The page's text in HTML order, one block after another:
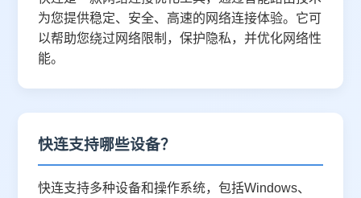
为您提供稳定、安全、高速的网络连接体验。它可
以帮助您绕过网络限制，保护隐私，并优化网络性
能。
快连支持哪些设备？
快连支持多种设备和操作系统，包括Windows、